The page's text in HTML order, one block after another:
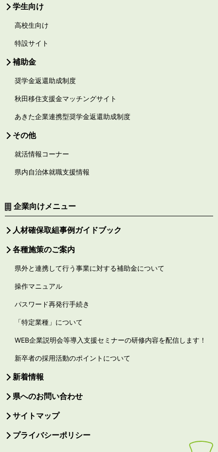
学生向け
高校生向け
特設サイト
補助金
奨学金返還助成制度
秋田移住支援金マッチングサイト
あきた企業連携型奨学金返還助成制度
その他
就活情報コーナー
県内自治体就職支援情報
企業向けメニュー
人材確保取組事例ガイドブック
各種施策のご案内
県外と連携して行う事業に対する補助金について
操作マニュアル
パスワード再発行手続き
「特定業種」について
WEB企業説明会等導入支援セミナーの研修内容を配信します！
新卒者の採用活動のポイントについて
新着情報
県へのお問い合わせ
サイトマップ
プライバシーポリシー